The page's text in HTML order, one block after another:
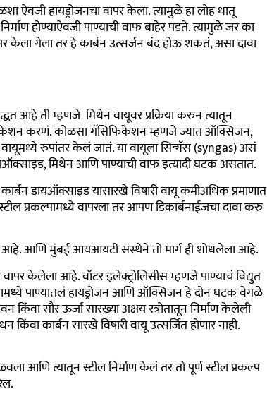
हायड्रोजनचा वापर केला. त्यामुळे हा लोह धातू
होण्याऐवजी पाण्याची वाफ बाहेर पडते. त्यामुळे जर का
केला गेला तर हे कार्बन उत्सर्जन बंद होऊ शकतं, असा दावा
आहे ती म्हणजे मिथेन वायूवर प्रक्रिया करुन त्यातून
करणं. कोळसा गॅसिफिकेशन म्हणजे ज्यात ऑक्सिजन,
रुपांतर केलं जातं. या वायूला सिन्गॅस (syngas) असं
मिथेन आणि पाण्याची वाफ इत्यादी घटक असतात.
कार्बन डायऑक्साइड यासारखे विषारी वायू कमीअधिक प्रमाणात
प्रकल्पामध्ये वापरला तर आपणडिकार्बनाईजचा दावा करु
आहे. आणि मुंबई आयआयटी संस्थेने तो मार्ग ही शोधलेला आहे.
वापर केलेला आहे. वॉटर इलेक्ट्रोलिसीस म्हणजे पाण्याचं विद्युत
पाण्यातलं हायड्रोजन आणि ऑक्सिजन हे दोन घटक वेगळे
सौर ऊर्जा सारख्या अक्षय स्त्रोतातून निर्माण केलेली
कार्बन सारखे विषारी वायू उत्सर्जित होणार नाही.
आणि त्यातून स्टील निर्माण केलं तर तो पूर्ण स्टील प्रकल्प